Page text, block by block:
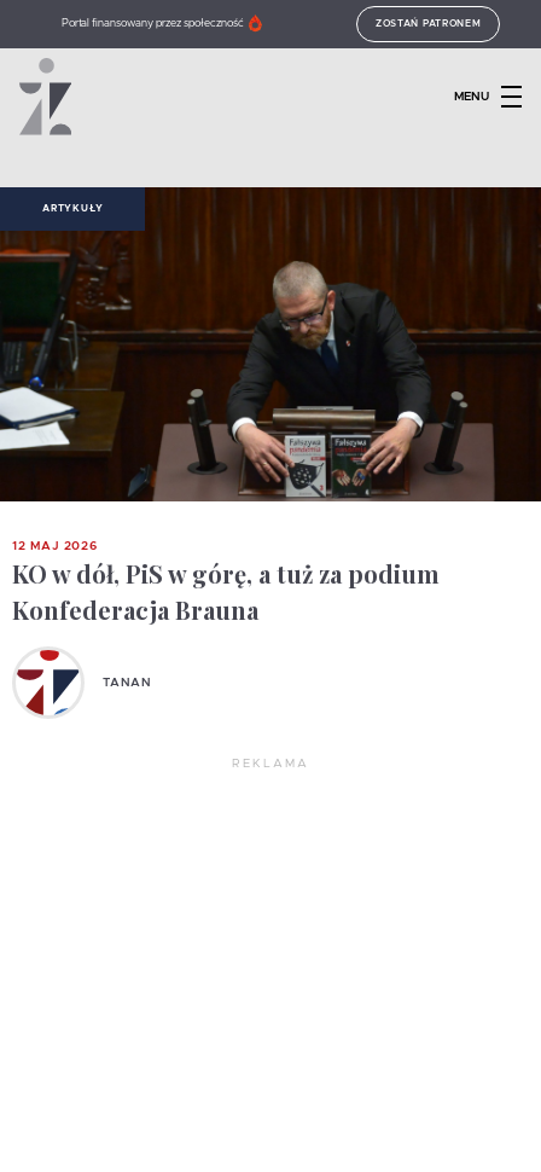
Portal finansowany przez społeczność ZOSTAŃ PATRONEM
MENU
ARTYKUŁY
12 MAJ 2026
KO w dół, PiS w górę, a tuż za podium
Konfederacja Brauna
TANAN
REKLAMA